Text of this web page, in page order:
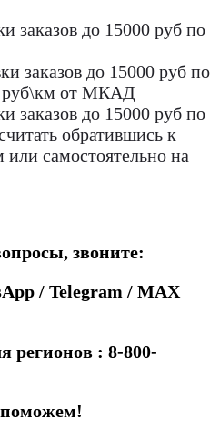
заказов до 15000 руб по
заказов до 15000 руб по
руб\км от МКАД
заказов до 15000 руб по
обратившись к
самостоятельно на
звоните:
/ Telegram / MAX
регионов : 8-800-